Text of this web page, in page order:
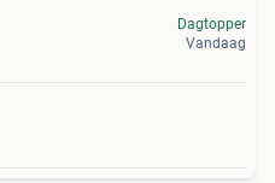
Dagtopper
Vandaag